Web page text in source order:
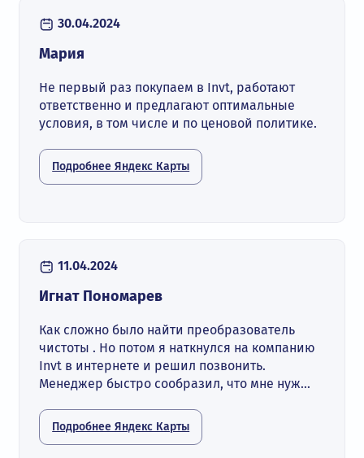
30.04.2024
Мария
Не первый раз покупаем в Invt, работают
ответственно и предлагают оптимальные
условия, в том числе и по ценовой политике.
Подробнее Яндекс Карты
11.04.2024
Игнат Пономарев
Как сложно было найти преобразователь
чистоты . Но потом я наткнулся на компанию
Invt в интернете и решил позвонить.
Менеджер быстро сообразил, что мне нуж...
Подробнее Яндекс Карты